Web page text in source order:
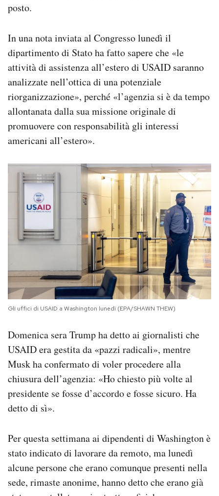
posto.
In una nota inviata al Congresso lunedì il
dipartimento di Stato ha fatto sapere che «le
attività di assistenza all’estero di USAID saranno
analizzate nell’ottica di una potenziale
riorganizzazione», perché «l’agenzia si è da tempo
allontanata dalla sua missione originale di
promuovere con responsabilità gli interessi
americani all’estero».
Gli uffici di USAID a Washington lunedì (EPA/SHAWN THEW)
Domenica sera Trump ha detto ai giornalisti che
USAID era gestita da «pazzi radicali», mentre
Musk ha confermato di voler procedere alla
chiusura dell’agenzia: «Ho chiesto più volte al
presidente se fosse d’accordo e fosse sicuro. Ha
detto di sì».
Per questa settimana ai dipendenti di Washington è
stato indicato di lavorare da remoto, ma lunedì
alcune persone che erano comunque presenti nella
sede, rimaste anonime, hanno detto che erano già